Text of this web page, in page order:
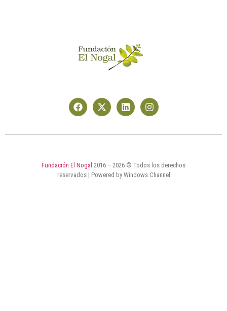
Fundación El Nogal 2016 – 2026 © Todos los derechos
reservados | Powered by Windows Channel